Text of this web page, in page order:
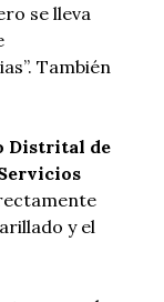
se lleva
También
Distrital de
y el